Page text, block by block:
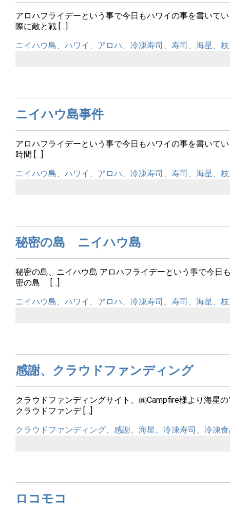
アロハフライデーという事で今日もハワイの事を書いて
際に敵と戦 […]
ニイハウ島、ハワイ、アロハ、冷凍寿司、寿司、海星、
ニイハウ島事件
アロハフライデーという事で今日もハワイの事を書いて
時間 […]
ニイハウ島、ハワイ、アロハ、冷凍寿司、寿司、海星、
秘密の島 ニイハウ島
秘密の島、ニイハウ島 アロハフライデーという事で今日
密の島 […]
ニイハウ島、ハワイ、アロハ、冷凍寿司、寿司、海星、
感謝、クラウドファンディング
クラウドファンディングサイト、㈱Campfire様より海星
クラウドファンデ […]
クラウドファンディング、感謝、海星、冷凍寿司、冷凍
ロコモコ